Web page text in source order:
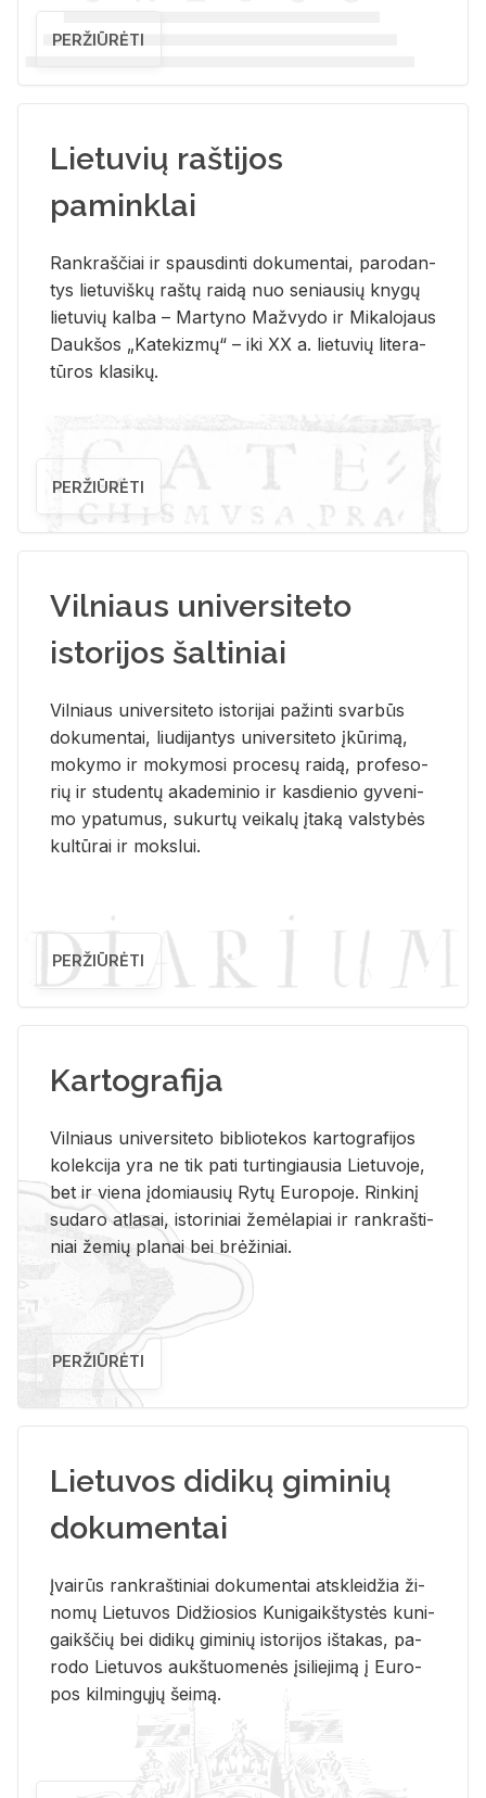
PERŽIŪRĖTI
Lietuvių raštijos
paminklai
Rank­raš­čiai ir spaus­din­ti do­ku­men­tai, pa­ro­dan­
tys lie­tu­viš­kų raš­tų rai­dą nuo se­niau­sių kny­gų
lie­tu­vių kal­ba – Mar­ty­no Ma­žvy­do ir Mi­ka­lo­jaus
Dauk­šos „Ka­te­kiz­mų“ – iki XX a. lie­tu­vių li­te­ra­
tū­ros kla­si­kų.
PERŽIŪRĖTI
Vilniaus universiteto
istorijos šaltiniai
Vil­niaus uni­ver­si­te­to is­to­ri­jai pa­žin­ti svar­būs
do­ku­men­tai, liu­di­jan­tys uni­ver­si­te­to įkū­ri­mą,
mo­ky­mo ir mo­ky­mo­si pro­ce­sų rai­dą, pro­fe­so­
rių ir stu­den­tų aka­de­mi­nio ir kas­die­nio gy­ve­ni­
mo ypa­tu­mus, su­kur­tų vei­ka­lų įta­ką vals­ty­bės
kul­tū­rai ir moks­lui.
PERŽIŪRĖTI
Kartografija
Vil­niaus uni­ver­si­te­to bi­b­lio­te­kos kar­to­gra­fi­jos
ko­lek­ci­ja yra ne tik pati tur­tin­giau­sia Lie­tu­vo­je,
bet ir vie­na įdo­miau­sių Rytų Eu­ro­po­je. Rin­ki­nį
su­da­ro at­la­sai, is­to­ri­niai že­mė­la­piai ir rank­raš­ti­
niai že­mių pla­nai bei brė­ži­niai.
PERŽIŪRĖTI
Lietuvos didikų giminių
dokumentai
Įvai­rūs rank­raš­ti­niai do­ku­men­tai at­sklei­džia ži­
no­mų Lie­tu­vos Di­džio­sios Ku­ni­gaikš­tys­tės ku­ni­
gaikš­čių bei di­di­kų gi­mi­nių is­to­ri­jos iš­ta­kas, pa­
ro­do Lie­tu­vos aukš­tuo­me­nės įsi­lie­ji­mą į Eu­ro­
pos kil­min­gų­jų šei­mą.